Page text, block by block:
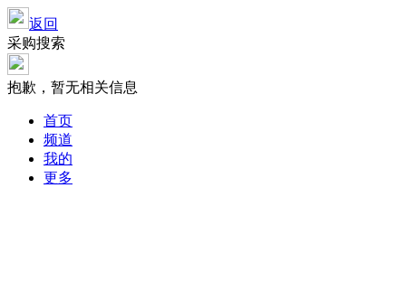
返回
采购搜索
抱歉，暂无相关信息
首页
频道
我的
更多